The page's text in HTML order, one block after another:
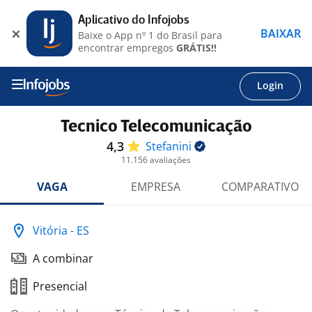
Login
Tecnico Telecomunicação
4,3 Stefanini
11.156 avaliações
VAGA EMPRESA COMPARATIVO
Vitória - ES
A combinar
Presencial
Aplicativo do Infojobs
Baixe o App nº 1 do Brasil para
encontrar empregos GRÁTIS!!
BAIXAR